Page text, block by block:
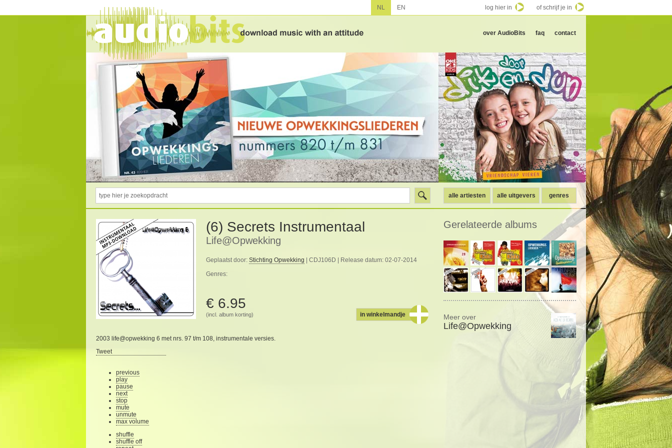
over AudioBits faq contact
alle artiesten alle uitgevers genres
(6) Secrets Instrumentaal
Life@Opwekking
Geplaatst door: Stichting Opwekking | CDJ106D | Release datum: 02-07-2014
Genres:
€ 6.95
(incl. album korting) in winkelmandje
2003 life@opwekking 6 met nrs. 97 t/m 108, instrumentale versies.
Tweet
previous
play
pause
next
stop
mute
unmute
max volume
shuffle
shuffle off
Gerelateerde albums
Meer over
Life@Opwekking
NL EN log hier in of schrijf je in